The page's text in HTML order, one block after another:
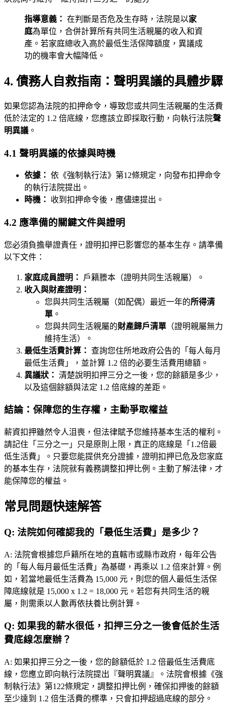
指導意義： 在判斷是否危及生存時，法院是以家
庭為單位，合併計算所有共同生活親屬的收入和資
產。若家庭總收入高於最低生活保障額度，異議成
功的機率會大幅降低。
4. 債務人自救指南：聲明異議的具體步驟
如果您認為法院的扣押命令，導致您或共同生活親屬的生活費
低於法定的 1.2 倍底線，您應該立即採取行動，向執行法院聲
明異議 。
4.1 聲明異議的依據與時機
依據： 依《強制執行法》第12條規定，向發布扣押命令
的執行法院提出。
時機：
收到扣押命令後，應儘速提出。
4.2 應準備的關鍵文件與證明
您必須負擔舉證責任，證明扣押已影響您的基本生存。請準備
以下文件：
家庭成員證明：
戶籍謄本（證明共同生活親屬）。
收入與財產證明：
您與共同生活親屬（如配偶）最近一年的所得清
單 。
您與共同生活親屬的財產歸戶清單 （證明親屬無力
維持生活）。
最低生活費計算：
查詢您住所地政府公告的「每人每月
最低生活費」，並計算 1.2 倍的必要生活費用總額。
異議狀： 清楚說明扣押三分之一後，您的餘額是多少，
以及這個餘額與法定 1.2 倍底線的差距。
結論：保障您的生存權，主動爭取權益
薪資扣押雖然令人沮喪，但法律賦予您維持基本生活的權利。
請記住「三分之一」只是原則上限，真正的底線是「1.2倍最
低生活費」。只要您能提供充分證據，證明扣押已危及您家庭
的基本生存，法院就有義務調整扣押比例。主動了解法律，才
能保障您的權益。
常見問題快速解答
Q: 法院如何確認我的「最低生活費」是多少？
A: 法院會根據您戶籍所在地的直轄市或縣市政府，每年公告
的「每人每月最低生活費」為基礎，再乘以 1.2 倍來計算。例
如，若當地最低生活費為 15,000 元，則您的個人最低生活保
障底線就是 15,000 x 1.2 = 18,000 元。若您有共同生活的親
屬，則需乘以人數再依扶養比例計算。
Q: 如果我的薪水很低，扣押三分之一後會低於生活
費底線怎麼辦？
A: 如果扣押三分之一後，您的餘額低於 1.2 倍最低生活費底
線，您應立即向執行法院提出『聲明異議』。法院會根據《強
制執行法》第122條規定，調整扣押比例，確保扣押後的餘額
至少達到 1.2 倍生活費的標準，只會扣押超過底線的部分。